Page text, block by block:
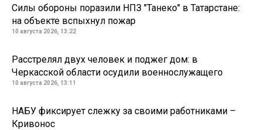
Силы обороны поразили НПЗ "Танеко" в Татарстане:
на объекте вспыхнул пожар
10 августа 2026, 13:22
Расстрелял двух человек и поджег дом: в
Черкасской области осудили военнослужащего
10 августа 2026, 13:11
НАБУ фиксирует слежку за своими работниками –
Кривонос